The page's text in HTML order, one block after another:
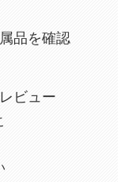
品を確認
ビュー